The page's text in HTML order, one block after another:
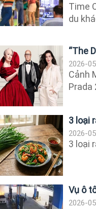
Time
du
“The
2026-
Cảnh
Prada
3 loại
2026-
3 loại
Vụ ô
2026-